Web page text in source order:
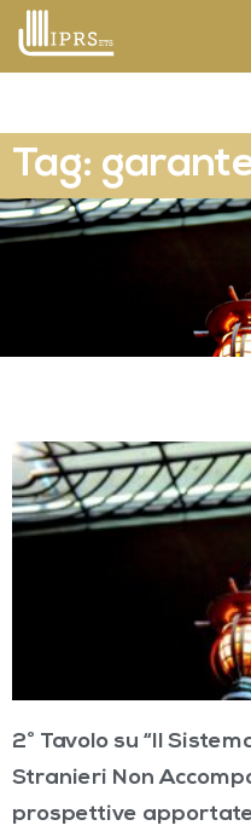
Tag:
2° Tavolo su “Il
Stranieri Non
prospettive